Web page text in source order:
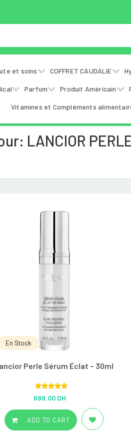
et soins COFFRET CAUDALIE
Parfum Produit Américain
Vitamines et Compléments
LANCIOR
En Stock
Perle Sérum Éclat – 30ml
Rated 5.00
out of 5
699.00 DH
ADD TO CART